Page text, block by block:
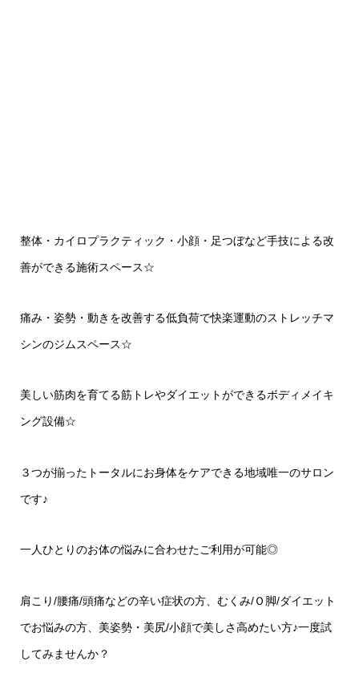
整体・カイロプラクティック・小顔・足つぼなど手技による改
善ができる施術スペース☆
痛み・姿勢・動きを改善する低負荷で快楽運動のストレッチマ
シンのジムスペース☆
美しい筋肉を育てる筋トレやダイエットができるボディメイキ
ング設備☆
３つが揃ったトータルにお身体をケアできる地域唯一のサロン
です♪
一人ひとりのお体の悩みに合わせたご利用が可能◎
肩こり/腰痛/頭痛などの辛い症状の方、むくみ/Ｏ脚/ダイエット
でお悩みの方、美姿勢・美尻/小顔で美しさ高めたい方♪一度試
してみませんか？